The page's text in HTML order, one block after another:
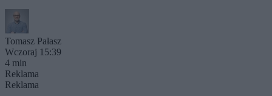
Tomasz Pałasz
Wczoraj 15:39
4 min
Reklama
Reklama